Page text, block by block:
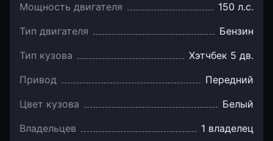
Мощность двигателя
150 л.с.
Тип двигателя
Бензин
Тип кузова
Хэтчбек 5 дв.
Привод
Передний
Цвет кузова
Белый
Владельцев
1 владелец